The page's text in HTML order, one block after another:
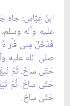
ابنُ عَبّاس: جاءَ
عليه وآله
فَدَخَلَ مِنى فَأَراهُ
صلى الله عليه
حَتّى ساخَ. ثُمّ
حَتّى ساخَ. ثُمّ
حَتّى ساخَ.